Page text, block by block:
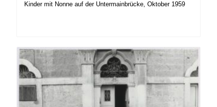
Kinder mit Nonne auf der Untermainbrücke, Oktober 1959